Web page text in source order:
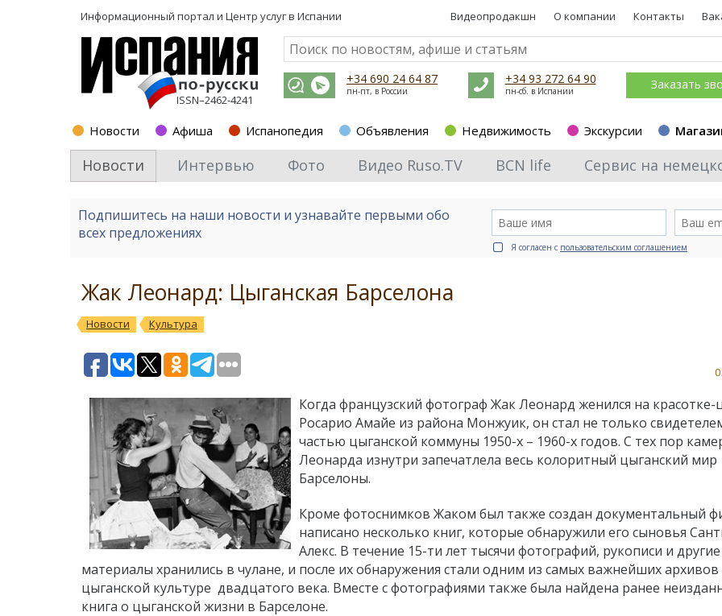
Информационный портал и Центр услуг в Испании Видеопродакшн О компании Контакты
ISSN–2462-4241
+34 690 24 64 87
пн-пт, в России
+34 93 272 64 90
пн-сб. в Испании Заказать
Новости Афиша Испанопедия Объявления Недвижимость Экскурсии
Новости Интервью Фото Видео Ruso.TV BCN life Сервис на
Подпишитесь на наши новости и узнавайте первыми обо
всех предложениях
Я согласен с пользовательским соглашением
Жак Леонард: Цыганская Барселона
Новости Культура
Когда французский фотограф Жак Леонард женился на красотке-
Росарио Амайе из района Монжуик, он стал не только
частью цыганской коммуны 1950-х – 1960-х годов. С тех пор
Леонарда изнутри запечатлела весь колоритный цыганский мир
Барселоны.
Кроме фотоснимков Жаком был также создан документальный
написано несколько книг, которые обнаружили его сыновья
Алекс. В течение 15-ти лет тысячи фотографий, рукописи и другие
материалы хранились в чулане, и после их обнаружения стали одним из самых важнейших архивов
цыганской культуре двадцатого века. Вместе с фотографиями также была найдена ранее
книга о цыганской жизни в Барселоне.